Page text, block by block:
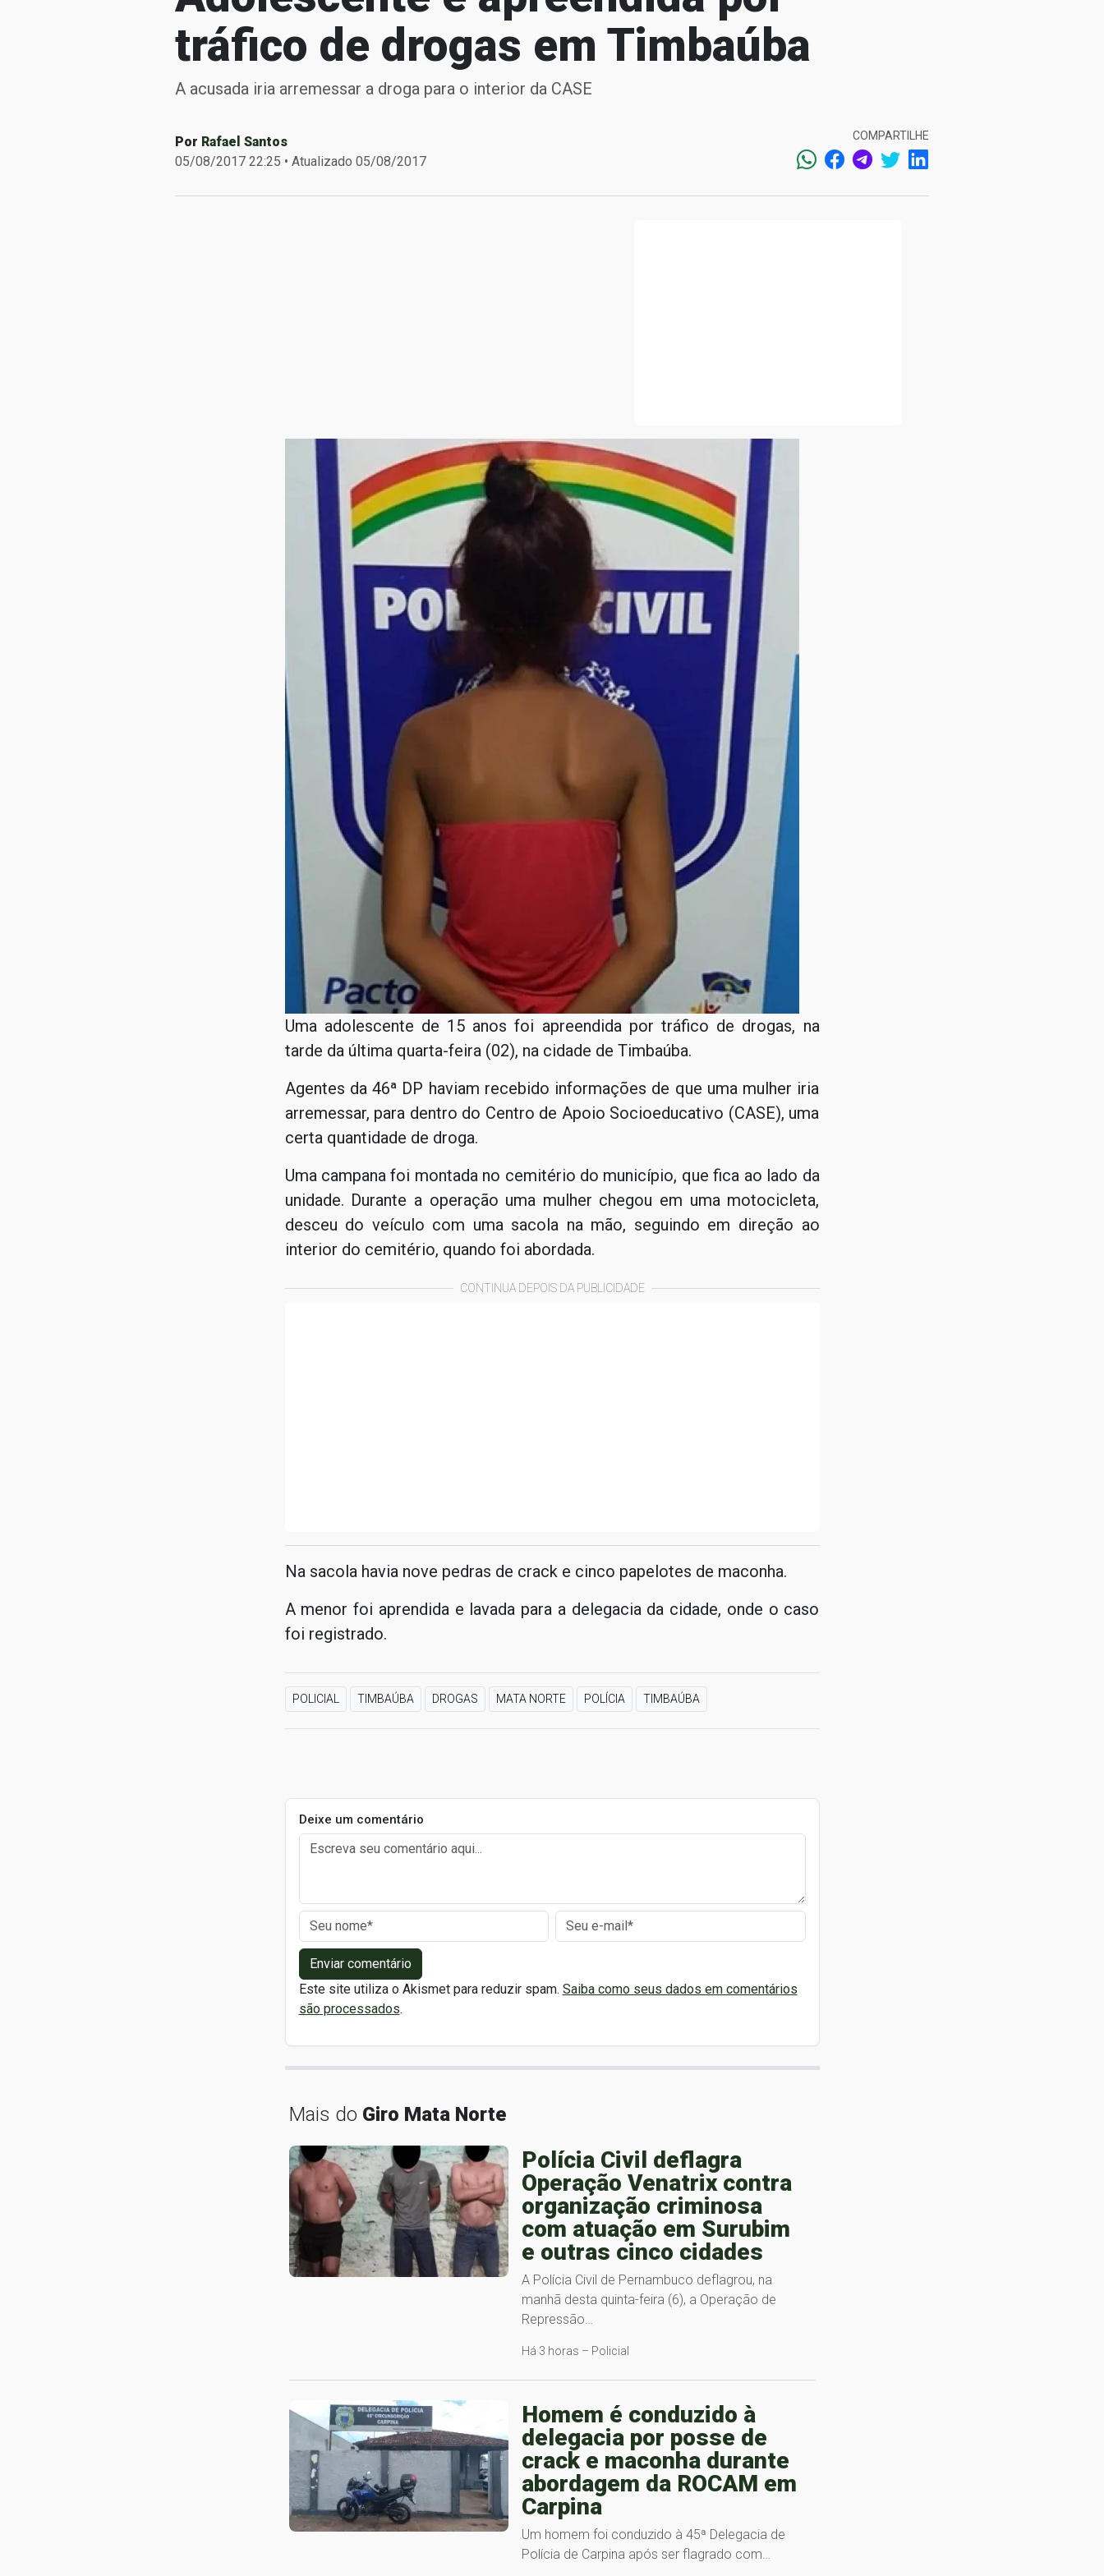
tráfico de drogas em Timbaúba
A acusada iria arremessar a droga para o interior da CASE
Por Rafael Santos
05/08/2017 22:25 • Atualizado 05/08/2017
COMPARTILHE
Uma adolescente de 15 anos foi apreendida por tráfico de drogas, na
tarde da última quarta-feira (02), na cidade de Timbaúba.
Agentes da 46ª DP haviam recebido informações de que uma mulher iria
arremessar, para dentro do Centro de Apoio Socioeducativo (CASE), uma
certa quantidade de droga.
Uma campana foi montada no cemitério do município, que fica ao lado da
unidade. Durante a operação uma mulher chegou em uma motocicleta,
desceu do veículo com uma sacola na mão, seguindo em direção ao
interior do cemitério, quando foi abordada.
CONTINUA DEPOIS DA PUBLICIDADE
Na sacola havia nove pedras de crack e cinco papelotes de maconha.
A menor foi aprendida e lavada para a delegacia da cidade, onde o caso
foi registrado.
POLICIAL TIMBAÚBA DROGAS MATA NORTE POLÍCIA TIMBAÚBA
Deixe um comentário
Enviar comentário
Este site utiliza o Akismet para reduzir spam. Saiba como seus dados em comentários
são processados.
Mais do Giro Mata Norte
Polícia Civil deflagra
Operação Venatrix contra
organização criminosa
com atuação em Surubim
e outras cinco cidades
A Polícia Civil de Pernambuco deflagrou, na
manhã desta quinta-feira (6), a Operação de
Repressão…
Há 3 horas – Policial
Homem é conduzido à
delegacia por posse de
crack e maconha durante
abordagem da ROCAM em
Carpina
Um homem foi conduzido à 45ª Delegacia de
Polícia de Carpina após ser flagrado com…